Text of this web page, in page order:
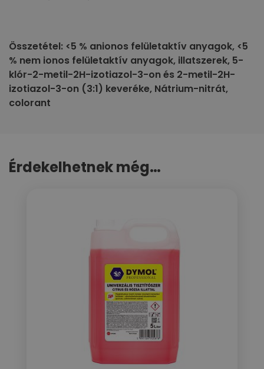
Összetétel: <5 % anionos felületaktív anyagok, <5
% nem ionos felületaktív anyagok, illatszerek, 5-
klór-2-metil-2H-izotiazol-3-on és 2-metil-2H-
izotiazol-3-on (3:1) keveréke, Nátrium-nitrát,
colorant
Érdekelhetnek még…